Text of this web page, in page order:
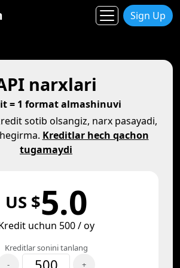
Sign Up
narxlari
= 1 format almashinuvi
sotib olsangiz, narx pasayadi,
Kreditlar hech qachon
tugamaydi
US $5.0
uchun 500 / oy
Kreditlar sonini tanlang
-
+